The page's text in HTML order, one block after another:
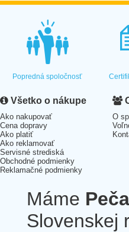
Popredná spoločnosť
Všetko o nákupe
Ako nakupovať
Cena dopravy
Ako platiť
Ako reklamovať
Servisné strediská
Obchodné podmienky
Reklamačné podmienky
O
Máme
Slovenskej